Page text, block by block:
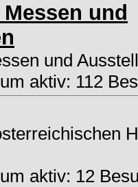
und
und
aktiv: 112
aktiv: 12